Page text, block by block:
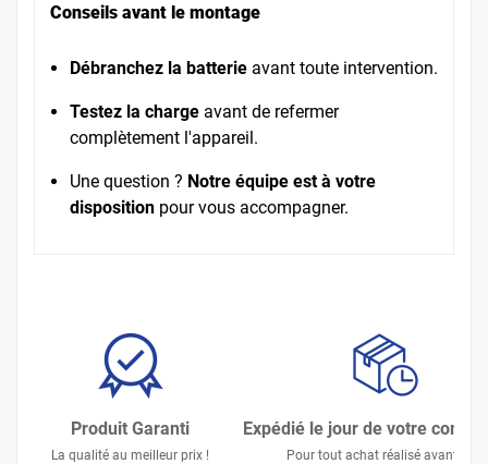
Conseils avant le montage
Débranchez la batterie avant toute intervention.
Testez la charge avant de refermer
complètement l'appareil.
Une question ? Notre équipe est à votre
disposition pour vous accompagner.
Produit Garanti
La qualité au meilleur prix !
Expédié le jour de votre
Pour tout achat réalisé avant 15h